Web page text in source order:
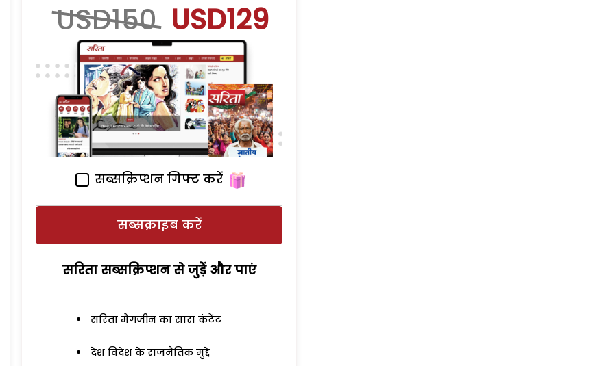
USD150 USD129
सब्सक्रिप्शन गिफ्ट करें
सब्सक्राइब करें
सरिता सब्सक्रिप्शन से जुड़ेें और पाएं
सरिता मैगजीन का सारा कंटेंट
देश विदेश के राजनैतिक मुद्दे